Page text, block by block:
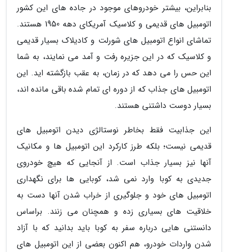
بنابراین، بیشتر خودروهای موجود در جاده های این کشور
اتومبیل های قدیمی و کلاسیک آمریکای دهه 1950 هستند.
تماشای انواع اتومبیل های شورلت و کادیلاک بسیار قدیمی
و کلاسیک که در این جزیره رفت و آمد می نمایند، به شما
این حس را می دهد که در زمان، به عقب بازگشته اید. این
اتومبیل های جذاب که از دوره ای تمام شده باقی مانده اند،
بسیار دوست داشتنی هستند.
این جذابیت فقط بخاطر نوستالژی دیدن اتومبیل های
قدیمی نیست؛ بلکه طرز کارکرد این اتومبیل ها و مکانیک
آنها نیز بسیار جذاب است. از آنجایی که هیچ خودروی
جدیدی به کوبا وارد نمی شد، کوبایی ها برای نگهداری
اتومبیل های خود و جلوگیری از خراب شدن آنها دست به
خلاقیت های بسیاری زده و همچنان می زنند. براساس
دانستنی هایی درباره سفر به کوبا باید بدانید که با آزاد
شدن واردات خودرو، هم اکنون بعضی از این اتومبیل های